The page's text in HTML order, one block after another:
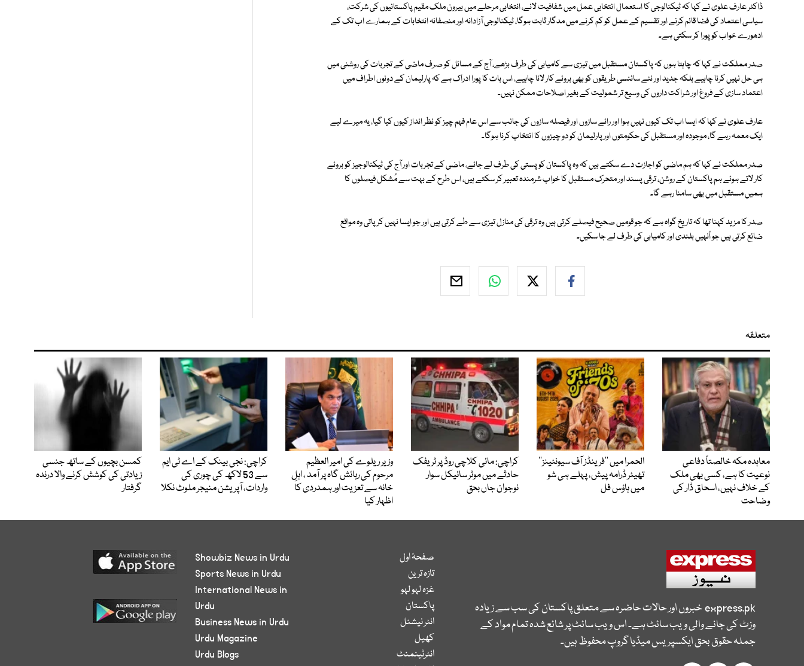
ڈاکٹر عارف علوی نے کہا کہ ٹیکنالوجی کا استعمال انتخابی عمل میں شفافیت لانے، انتخابی مرحلے میں بیرون ملک مقیم پاکستانیوں کی شرکت،
سیاسی اعتماد کی فضا قائم کرنے اور تقسیم کے عمل کو کم کرنے میں مدگار ثابت ہوگا، ٹیکنالوجی آزادانہ اور منصفانہ انتخابات کے ہمارے اب تک کے
ادھورے خواب کو پورا کر سکتی ہے۔
صدر مملکت نے کہا کہ چاہتا ہوں کہ پاکستان مستقبل میں تیزی سے کامیابی کی طرف بڑھے، آج کے مسائل کو صرف ماضی کے تجربات کی روشنی میں
ہی حل نہیں کرنا چاہیے بلکہ جدید اور نئے سائنسی طریقوں کو بھی بروئے کار لانا چاہیے، اس بات کا پورا ادراک ہے کہ پارلیمان کے دونوں اطراف میں
اعتماد سازی کے فروغ اور شراکت داروں کی وسیع تر شمولیت کے بغیر اصلاحات ممکن نہیں۔
عارف علوی نے کہا کہ ایسا اب تک کیوں نہیں ہوا اور رائے سازوں اور فیصلہ سازوں کی جانب سے اس عام فہم چیز کو نظر انداز کیوں کیا گیا، یہ میرے لیے
ایک معمہ رہے گا، موجودہ اور مستقبل کی حکومتوں اور پارلیمان کو دو چیزوں کا انتخاب کرنا ہوگا۔
صدر مملکت نے کہا کہ ہم ماضی کو اجازت دے سکتے ہیں کہ وہ پاکستان کو پستی کی طرف لے جائے، ماضی کے تجربات اور آج کی ٹیکنالوجیز کو بروئے
کار لاتے ہوئے ہم پاکستان کے روشن، ترقی پسند اور متحرک مستقبل کا خواب شرمندہ تعبیر کر سکتے ہیں، اس طرح کے بہت سے مُشکل فیصلوں کا
ہمیں مستقبل میں بھی سامنا رہے گا۔
صدر کا مزید کہنا تھا کہ تاریخ گواہ ہے کہ جو قومیں صحیح فیصلے کرتی ہیں وہ ترقی کی منازل تیزی سے طے کرتی ہیں اور جو ایسا نہیں کر پاتی وہ مواقع
ضائع کرتی ہیں جو اُنہیں بلندی اور کامیابی کی طرف لے جا سکیں۔
متعلقہ
معاہدہ مکہ خالصتاً دفاعی
نوعیت کا ہے، کسی بھی ملک
کے خلاف نہیں، اسحاق ڈار کی
وضاحت
الحمرا میں ’’فرینڈز آف سیونٹینز‘‘
تھیٹر ڈرامہ پیش، پہلے ہی شو
میں ہاؤس فل
کراچی: مائی کلاچی روڈ پر ٹریفک
حادثے میں موٹر سائیکل سوار
نوجوان جاں بحق
وزیر ریلوے کی امیر العظیم
مرحوم کی رہائش گاہ پر آمد ، اہلِ
خانہ سے تعزیت اور ہمدردی کا
اظہار کیا
کراچی: نجی بینک کے اے ٹی ایم
سے 53 لاکھ کی چوری کی
واردات، آپریشن منیجر ملوث نکلا
کمسن بچیوں کے ساتھ جنسی
زیادتی کی کوشش کرنے والا درندہ
گرفتار
express.pkخبروں اور حالات حاضرہ سے متعلق پاکستان کی سب سے زیادہ
وزٹ کی جانے والی ویب سائٹ ہے۔ اس ویب سائٹ پر شائع شدہ تمام مواد کے
جملہ حقوق بحق ایکسپریس میڈیا گروپ محفوظ ہیں۔
صفحۂ اول
تازہ ترین
غزہ لہو لہو
پاکستان
انٹر نیشنل
کھیل
انٹرٹینمنٹ
Showbiz News in Urdu
Sports News in Urdu
International News in
Urdu
Business News in Urdu
Urdu Magazine
Urdu Blogs